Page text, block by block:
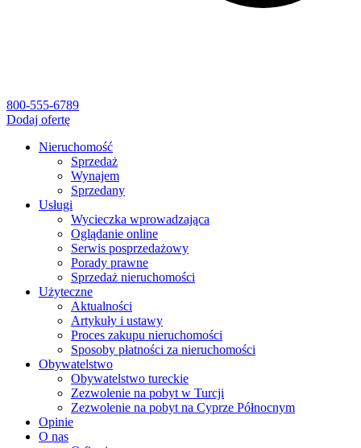
800-555-6789
Dodaj ofertę
Nieruchomość
Sprzedaż
Wynajem
Sprzedany
Usługi
Wycieczka wprowadzająca
Oglądanie online
Serwis posprzedażowy
Porady prawne
Sprzedaż nieruchomości
Użyteczne
Aktualności
Artykuły i ustawy
Proces zakupu nieruchomości
Sposoby płatności za nieruchomości
Obywatelstwo
Obywatelstwo tureckie
Zezwolenie na pobyt w Turcji
Zezwolenie na pobyt na Cyprze Północnym
Opinie
O nas